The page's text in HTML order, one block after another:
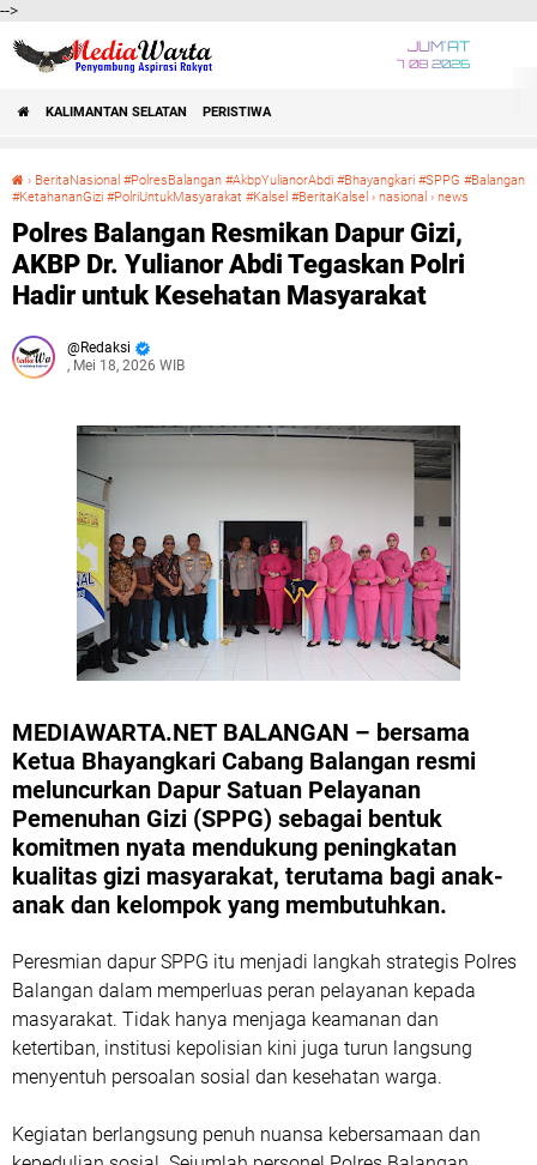
-->
JUM'AT
7 08 2026
KALIMANTAN SELATAN PERISTIWA
› BeritaNasional #PolresBalangan #AkbpYulianorAbdi #Bhayangkari #SPPG #Balangan
#KetahananGizi #PolriUntukMasyarakat #Kalsel #BeritaKalsel › nasional › news
Polres Balangan Resmikan Dapur Gizi,
AKBP Dr. Yulianor Abdi Tegaskan Polri
Hadir untuk Kesehatan Masyarakat
Redaksi
, Mei 18, 2026 WIB
MEDIAWARTA.NET BALANGAN – bersama
Ketua Bhayangkari Cabang Balangan resmi
meluncurkan Dapur Satuan Pelayanan
Pemenuhan Gizi (SPPG) sebagai bentuk
komitmen nyata mendukung peningkatan
kualitas gizi masyarakat, terutama bagi anak-
anak dan kelompok yang membutuhkan.
Peresmian dapur SPPG itu menjadi langkah strategis Polres
Balangan dalam memperluas peran pelayanan kepada
masyarakat. Tidak hanya menjaga keamanan dan
ketertiban, institusi kepolisian kini juga turun langsung
menyentuh persoalan sosial dan kesehatan warga.
Kegiatan berlangsung penuh nuansa kebersamaan dan